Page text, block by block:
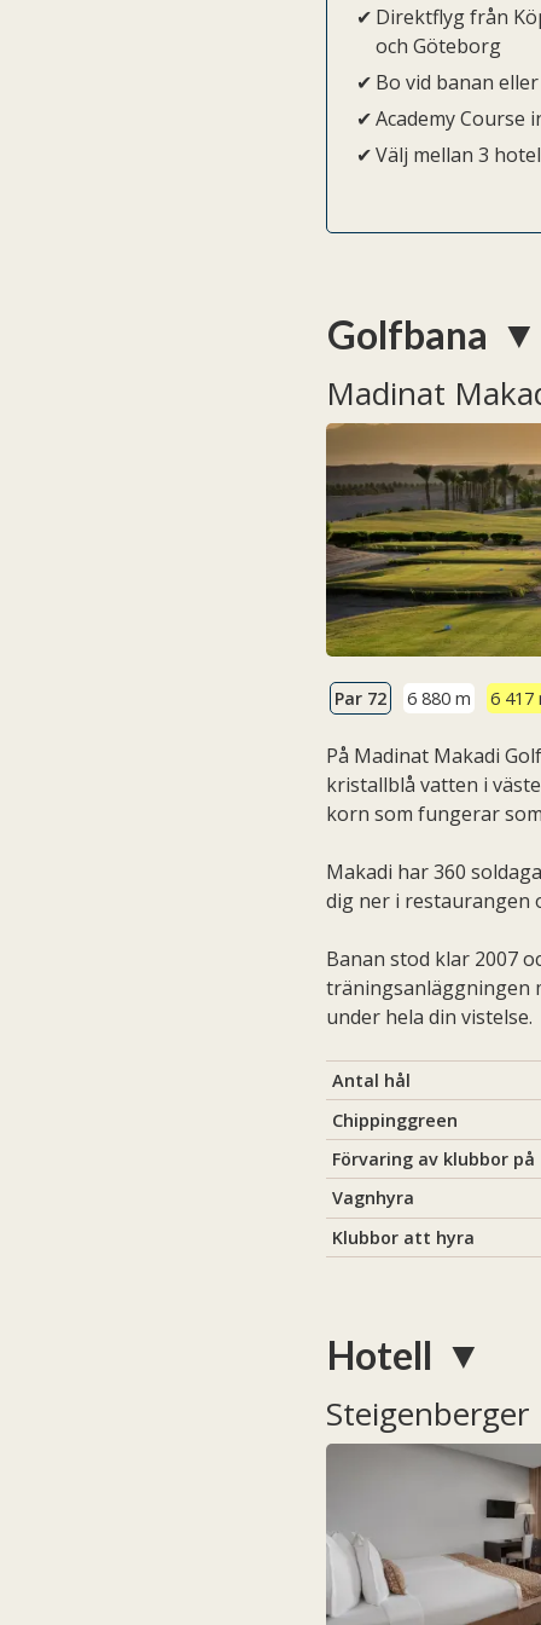
Direktflyg från
och Göteborg
Bo vid banan
Academy Course
Välj mellan 3
Golfbana
Madinat
Par 72 6 880 m 6 417
På Madinat Makadi
kristallblå vatten i
korn som fungerar
Makadi har 360
dig ner i restaurangen
Banan stod klar 2007
träningsanläggningen
under hela din vistelse.
Antal hål
Chippinggreen
Förvaring av klubbor på
Vagnhyra
Klubbor att hyra
Hotell